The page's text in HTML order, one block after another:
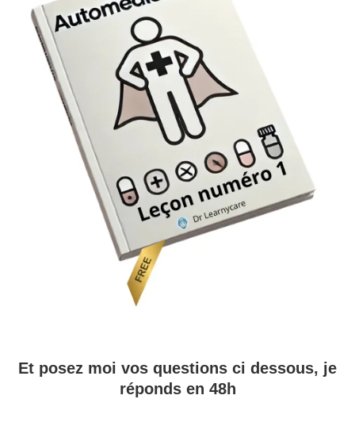
Et posez moi vos questions ci dessous, je
réponds en 48h